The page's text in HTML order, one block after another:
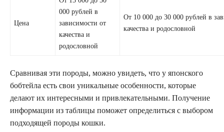
Цена
000 рублей в
зависимости от
качества и
родословной
От 10 000 до 30 000 рублей в
качества и родословной
Сравнивая эти породы, можно увидеть, что у японского
бобтейла есть свои уникальные особенности, которые
делают их интересными и привлекательными. Получение
информации из таблицы поможет определиться с выбором
подходящей породы кошки.